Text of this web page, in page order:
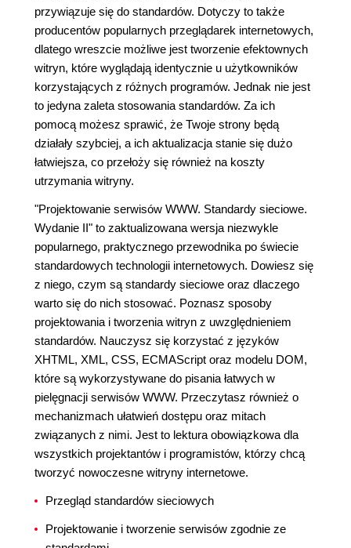
przywiązuje się do standardów. Dotyczy to także
producentów popularnych przeglądarek internetowych,
dlatego wreszcie możliwe jest tworzenie efektownych
witryn, które wyglądają identycznie u użytkowników
korzystających z różnych programów. Jednak nie jest
to jedyna zaleta stosowania standardów. Za ich
pomocą możesz sprawić, że Twoje strony będą
działały szybciej, a ich aktualizacja stanie się dużo
łatwiejsza, co przełoży się również na koszty
utrzymania witryny.
"Projektowanie serwisów WWW. Standardy sieciowe.
Wydanie II" to zaktualizowana wersja niezwykle
popularnego, praktycznego przewodnika po świecie
standardowych technologii internetowych. Dowiesz się
z niego, czym są standardy sieciowe oraz dlaczego
warto się do nich stosować. Poznasz sposoby
projektowania i tworzenia witryn z uwzględnieniem
standardów. Nauczysz się korzystać z języków
XHTML, XML, CSS, ECMAScript oraz modelu DOM,
które są wykorzystywane do pisania łatwych w
pielęgnacji serwisów WWW. Przeczytasz również o
mechanizmach ułatwień dostępu oraz mitach
związanych z nimi. Jest to lektura obowiązkowa dla
wszystkich projektantów i programistów, którzy chcą
tworzyć nowoczesne witryny internetowe.
Przegląd standardów sieciowych
Projektowanie i tworzenie serwisów zgodnie ze